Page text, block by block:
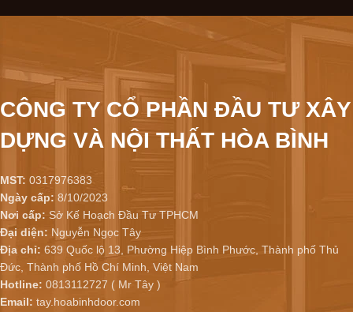
CÔNG TY CỔ PHẦN ĐẦU TƯ XÂY
DỰNG VÀ NỘI THẤT HÒA BÌNH
MST: 0317976383
Ngày cấp: 8/10/2023
Nơi cấp: Sở Kế Hoạch Đầu Tư TPHCM
Đại diện: Nguyễn Ngọc Tây
Địa chỉ: 639 Quốc lộ 13, Phường Hiệp Bình Phước, Thành phố Thủ
Đức, Thành phố Hồ Chí Minh, Việt Nam
Hotline: 0813112727 ( Mr Tây )
Email: tay.hoabinhdoor.com